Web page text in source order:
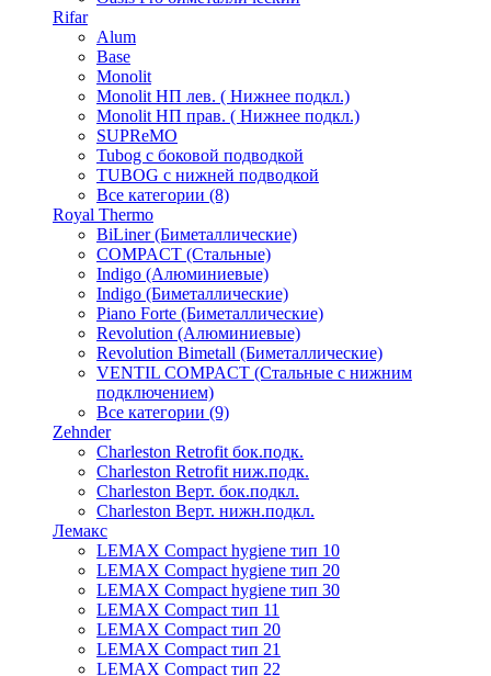
Rifar
Alum
Base
Monolit
Monolit НП лев. ( Нижнее подкл.)
Monolit НП прав. ( Нижнее подкл.)
SUPReMO
Tubog с боковой подводкой
TUBOG с нижней подводкой
Все категории (8)
Royal Thermo
BiLiner (Биметаллические)
COMPACT (Стальные)
Indigo (Алюминиевые)
Indigo (Биметаллические)
Piano Forte (Биметаллические)
Revolution (Алюминиевые)
Revolution Bimetall (Биметаллические)
VENTIL COMPACT (Стальные с нижним
подключением)
Все категории (9)
Zehnder
Charleston Retrofit бок.подк.
Charleston Retrofit ниж.подк.
Charleston Верт. бок.подкл.
Charleston Верт. нижн.подкл.
Лемакс
LEMAX Compact hygiene тип 10
LEMAX Compact hygiene тип 20
LEMAX Compact hygiene тип 30
LEMAX Compact тип 11
LEMAX Compact тип 20
LEMAX Compact тип 21
LEMAX Compact тип 22